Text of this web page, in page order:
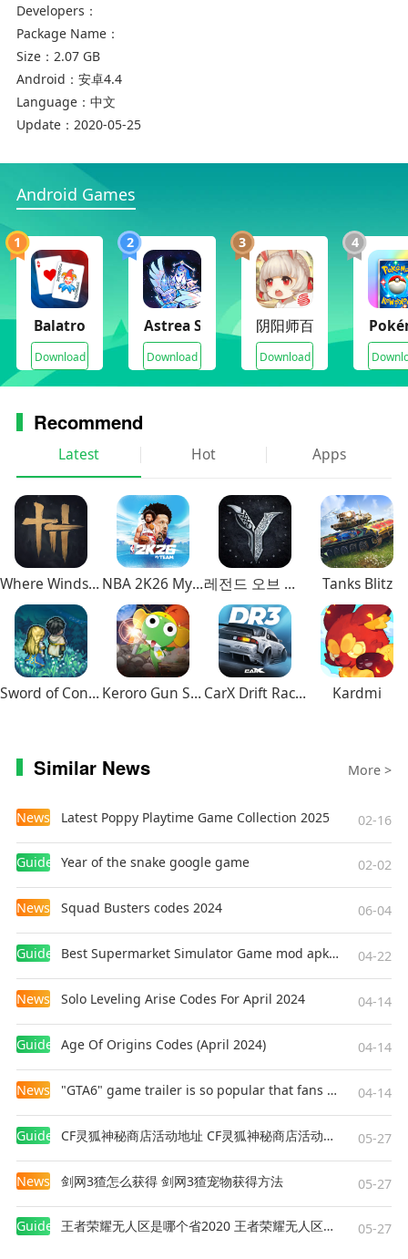
Developers：
Package Name：
Size： 2.07 GB
Android： 安卓4.4
Language： 中文
Update： 2020-05-25
Android Games
1
Balatro
Download
2
Astrea Six-Sided Oracles
Download
3
阴阳师百闻牌月夜幻响
Download
4
Recommend
Latest Hot Apps
Where Winds Meet NBA 2K26 MyTEAM Mobile 레전드 오브 이미르 Tanks Blitz
Sword of Convallaria Keroro Gun Shooting CarX Drift Racing 3 Kardmi
Similar News More >
News Latest Poppy Playtime Game Collection 2025 02-16
Guides Year of the snake google game 02-02
News Squad Busters codes 2024 06-04
Guides Best Supermarket Simulator Game mod apk for Android 04-22
News Solo Leveling Arise Codes For April 2024 04-14
Guides Age Of Origins Codes (April 2024) 04-14
News "GTA6" game trailer is so popular that fans make and release a real-life version 04-14
Guides CF灵狐神秘商店活动地址 CF灵狐神秘商店活动网址 05-27
News 剑网3猹怎么获得 剑网3猹宠物获得方法 05-27
Guides 王者荣耀无人区是哪个省2020 王者荣耀无人区在哪些地方 05-27